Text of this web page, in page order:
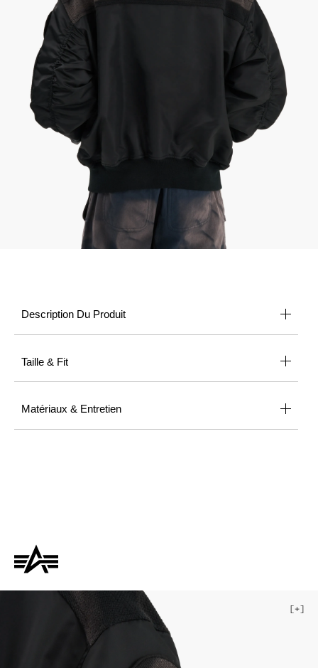
Description Du Produit
Taille & Fit
Matériaux & Entretien